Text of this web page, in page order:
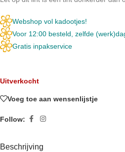
Webshop vol kadootjes!
Voor 12:00 besteld, zelfde
Gratis inpakservice
Uitverkocht
Voeg toe aan wensenlijstje
Follow:
Beschrijving